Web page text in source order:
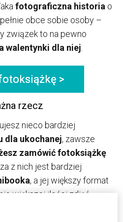
fotograficzna historia o
obce sobie osoby –
związek to na pewno
walentynki dla niej
>
rzecz
nieco bardziej
dla ukochanej, zawsze
zamówić fotoksiążkę
z nich jest bardziej
, a jej większy format
większej ilości zdjęć.
mamy do czynienia już ze